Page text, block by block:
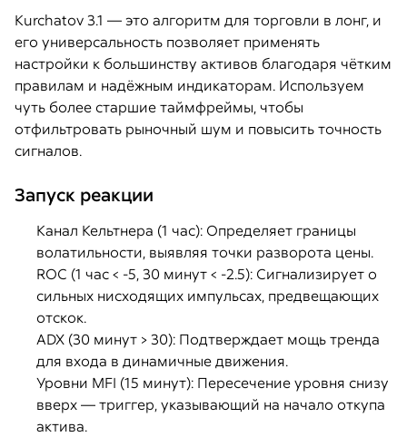
Kurchatov 3.1 — это алгоритм для торговли в лонг, и
его универсальность позволяет применять
настройки к большинству активов благодаря чётким
правилам и надёжным индикаторам. Используем
чуть более старшие таймфреймы, чтобы
отфильтровать рыночный шум и повысить точность
сигналов.
Запуск реакции
Канал Кельтнера (1 час): Определяет границы
волатильности, выявляя точки разворота цены.
ROC (1 час < -5, 30 минут < -2.5): Сигнализирует о
сильных нисходящих импульсах, предвещающих
отскок.
ADX (30 минут > 30): Подтверждает мощь тренда
для входа в динамичные движения.
Уровни MFI (15 минут): Пересечение уровня снизу
вверх — триггер, указывающий на начало откупа
актива.